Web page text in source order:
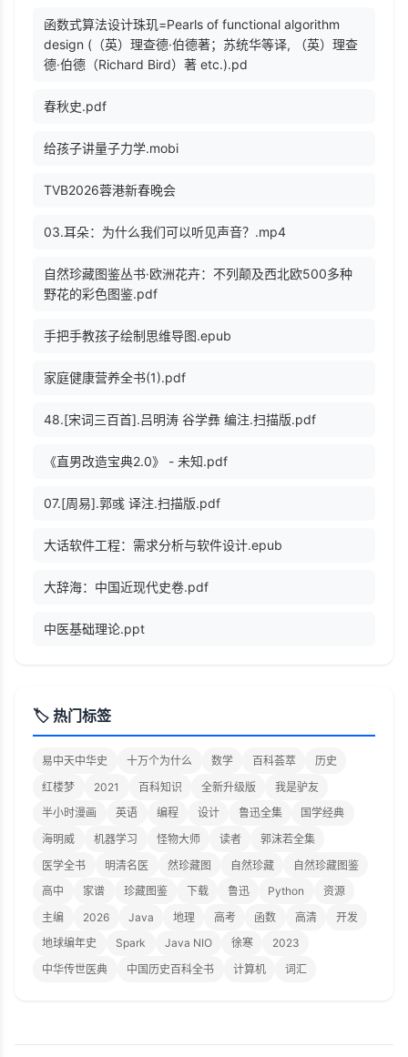
函数式算法设计珠玑=Pearls of functional algorithm
design (（英）理查德·伯德著；苏统华等译, （英）理查
德·伯德（Richard Bird）著 etc.).pd
春秋史.pdf
给孩子讲量子力学.mobi
TVB2026蓉港新春晚会
03.耳朵：为什么我们可以听见声音？.mp4
自然珍藏图鉴丛书·欧洲花卉：不列颠及西北欧500多种
野花的彩色图鉴.pdf
手把手教孩子绘制思维导图.epub
家庭健康营养全书(1).pdf
48.[宋词三百首].吕明涛 谷学彝 编注.扫描版.pdf
《直男改造宝典2.0》 - 未知.pdf
07.[周易].郭彧 译注.扫描版.pdf
大话软件工程：需求分析与软件设计.epub
大辞海：中国近现代史卷.pdf
中医基础理论.ppt
🏷️ 热门标签
易中天中华史 十万个为什么 数学 百科荟萃
历史
红楼梦
2021 百科知识 全新升级版
我是驴友
半小时漫画
英语 编程 设计 鲁迅全集
国学经典
海明威
机器学习 怪物大师 读者
郭沫若全集
医学全书
明清名医 然珍藏图 自然珍藏
自然珍藏图鉴
高中
家谱 珍藏图鉴 下载 鲁迅 Python
资源
主编
2026 Java 地理 高考 函数 高清
开发
地球编年史
Spark Java NIO 徐寒
2023
中华传世医典
中国历史百科全书 计算机 词汇